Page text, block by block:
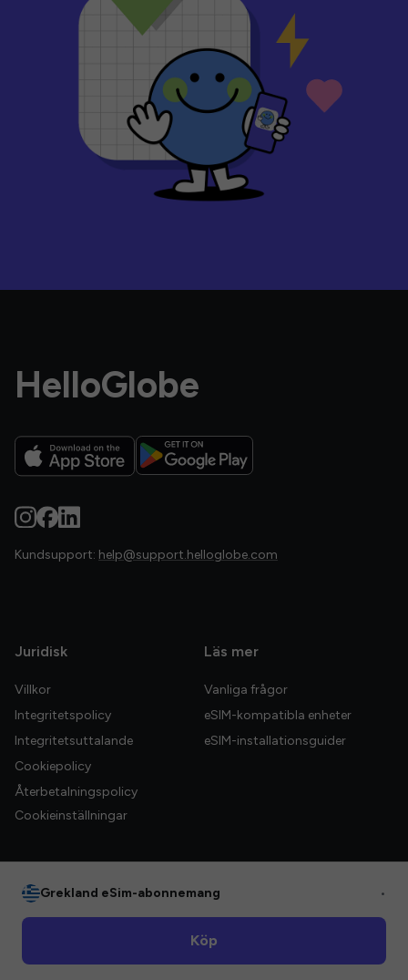
HelloGlobe
Kundsupport: help@support.helloglobe.com
Juridisk
Villkor
Integritetspolicy
Integritetsuttalande
Cookiepolicy
Återbetalningspolicy
Cookieinställningar
Läs mer
Vanliga frågor
eSIM-kompatibla enheter
eSIM-installationsguider
Grekland eSim-abonnemang •
Köp